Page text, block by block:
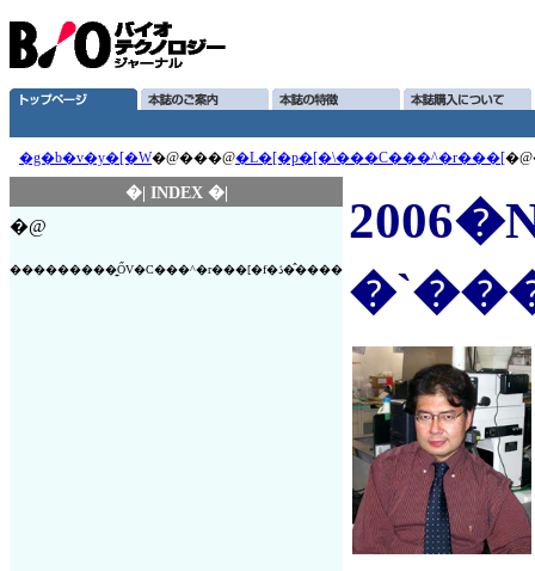
�g�b�v�y�[�W�@���@�L�[�p�[�\���C���^�r���[
�| INDEX �|
�@
���������͍ŐV�C���^�r���[�f�ڎ��̂���